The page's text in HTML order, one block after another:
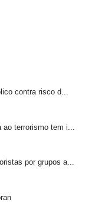
contra risco d...
terrorismo tem i...
por grupos a...